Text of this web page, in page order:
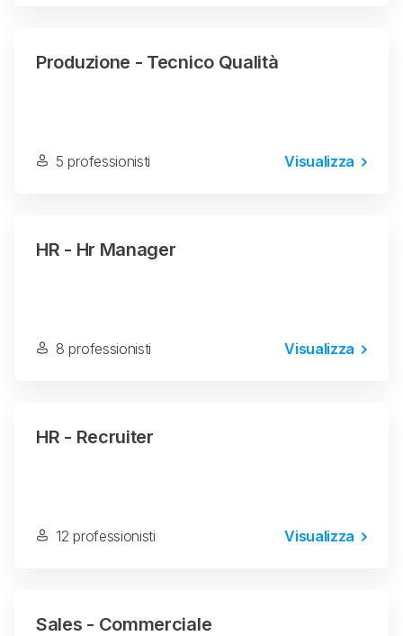
Produzione - Tecnico Qualità
5 professionisti Visualizza
HR - Hr Manager
8 professionisti Visualizza
HR - Recruiter
12 professionisti Visualizza
Sales - Commerciale